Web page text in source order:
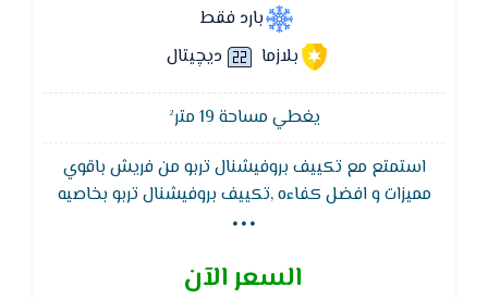
بارد فقط
بلازما
ديچيتال
يغطي مساحة 19 متر²
استمتع مع تكييف بروفيشنال تربو من فريش باقوي
مميزات و افضل كفاءه ,تكييف بروفيشنال تربو بخاصيه
التتبع و هي تعمل على وجود سينسور بالريموت مما يتيح
التكييف ليقوم بضبط أفضل درجة تبريد للمكان. يتميز هذا
...
السعر الآن